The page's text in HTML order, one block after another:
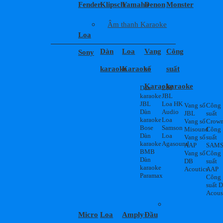
FenderKlipschYamahaDenonMonster
Loa
Sony
Âm thanh Karaoke
Dàn
karaoke
Dàn
karaoke
JBL
Dàn
karaoke
Bose
Dàn
karaoke
BMB
Dàn
karaoke
Paramax
Loa
Karaoke
Loa
JBL
Loa HK
Audio
Loa
Samson
Loa
Agasound
Vang
số
Karaoke
Vang số
JBL
Vang số
Misound
Vang số
AAP
Vang số
DB
Acoutics
Công
suất
karaoke
Công
suất
Crown
Công
suất
Công
suất
AAP
Công
suất
Micro Loa AmplyĐầu